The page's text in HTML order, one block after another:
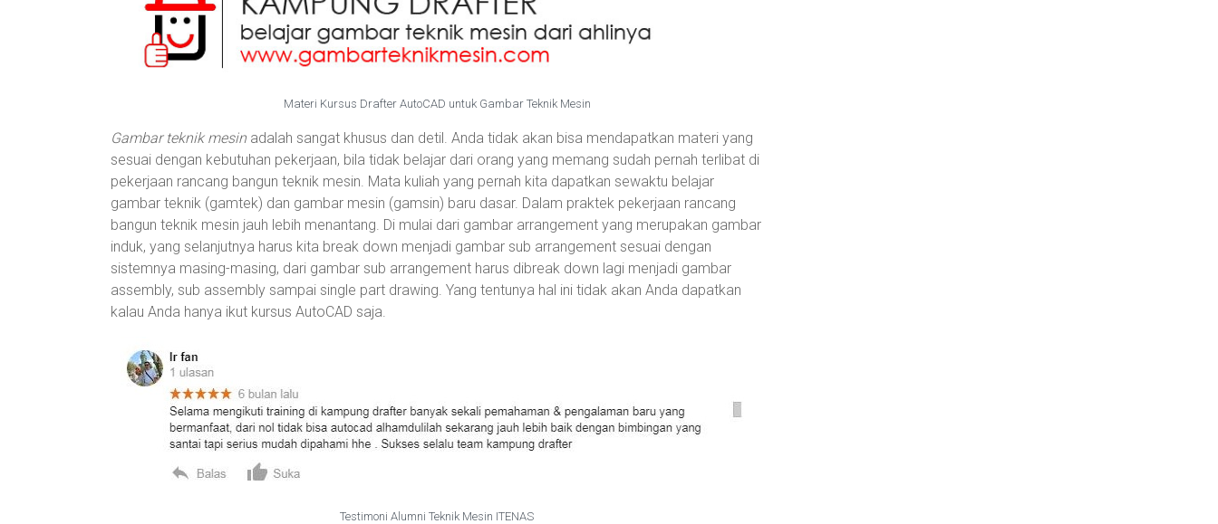
Materi Kursus Drafter AutoCAD untuk Gambar Teknik Mesin
Gambar teknik mesin adalah sangat khusus dan detil. Anda tidak akan bisa mendapatkan materi yang
sesuai dengan kebutuhan pekerjaan, bila tidak belajar dari orang yang memang sudah pernah terlibat di
pekerjaan rancang bangun teknik mesin. Mata kuliah yang pernah kita dapatkan sewaktu belajar
gambar teknik (gamtek) dan gambar mesin (gamsin) baru dasar. Dalam praktek pekerjaan rancang
bangun teknik mesin jauh lebih menantang. Di mulai dari gambar arrangement yang merupakan gambar
induk, yang selanjutnya harus kita break down menjadi gambar sub arrangement sesuai dengan
sistemnya masing-masing, dari gambar sub arrangement harus dibreak down lagi menjadi gambar
assembly, sub assembly sampai single part drawing. Yang tentunya hal ini tidak akan Anda dapatkan
kalau Anda hanya ikut kursus AutoCAD saja.
Testimoni Alumni Teknik Mesin ITENAS